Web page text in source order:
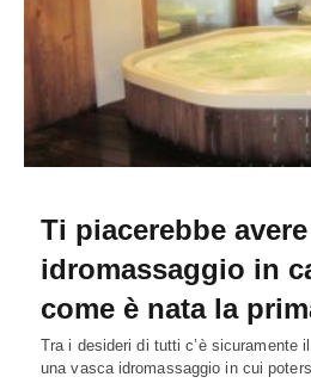
Ti piacerebbe
idromassaggio in
come è nata la
Tra i desideri di tutti c’è sicuramente
una vasca idromassaggio in cui